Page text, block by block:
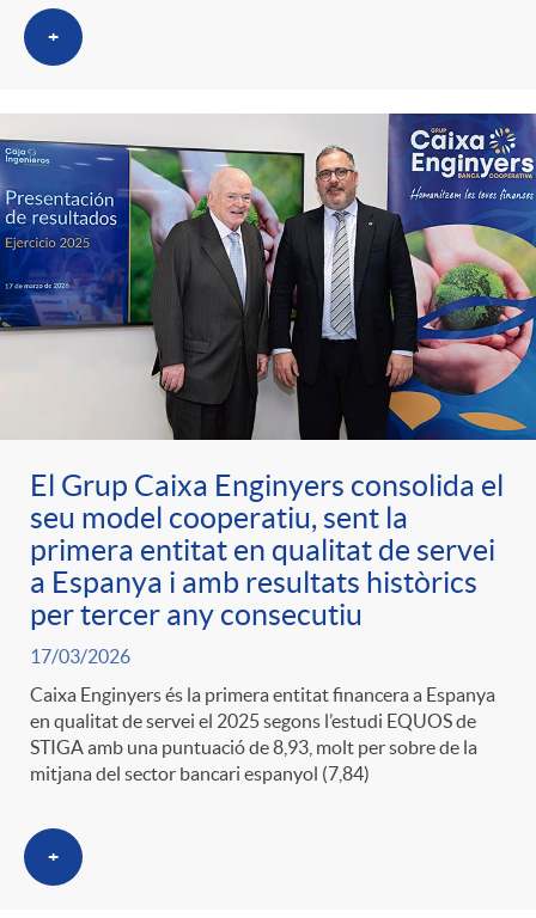
o
C
a
t
e
o
r
i
a
s
u
t
s
+
El Grup Caixa Enginyers consolida el
seu model cooperatiu, sent la
primera entitat en qualitat de servei
a Espanya i amb resultats històrics
per tercer any consecutiu
17/03/2026
Caixa Enginyers és la primera entitat financera a Espanya
en qualitat de servei el 2025 segons l’estudi EQUOS de
STIGA amb una puntuació de 8,93, molt per sobre de la
mitjana del sector bancari espanyol (7,84)
+